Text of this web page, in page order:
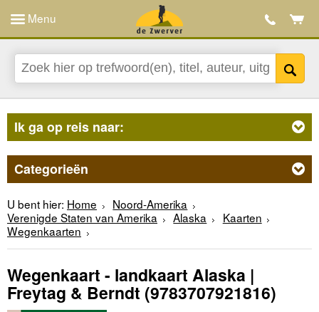
Menu
Ik ga op reis naar:
Categorieën
U bent hier: Home
Noord-Amerika
Verenigde Staten van Amerika
Alaska
Kaarten
Wegenkaarten
Wegenkaart - landkaart Alaska |
Freytag & Berndt (9783707921816)